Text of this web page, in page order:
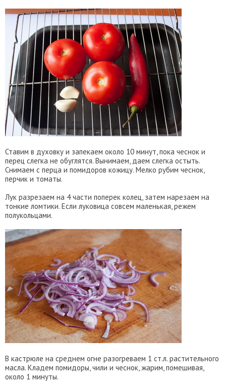
Ставим в духовку и запекаем около 10 минут, пока чеснок и
перец слегка не обуглятся. Вынимаем, даем слегка остыть.
Снимаем с перца и помидоров кожицу. Мелко рубим чеснок,
перчик и томаты.
Лук разрезаем на 4 части поперек колец, затем нарезаем на
тонкие ломтики. Если луковица совсем маленькая, режем
полукольцами.
В кастрюле на среднем огне разогреваем 1 ст.л. растительного
масла. Кладем помидоры, чили и чеснок, жарим, помешивая,
около 1 минуты.